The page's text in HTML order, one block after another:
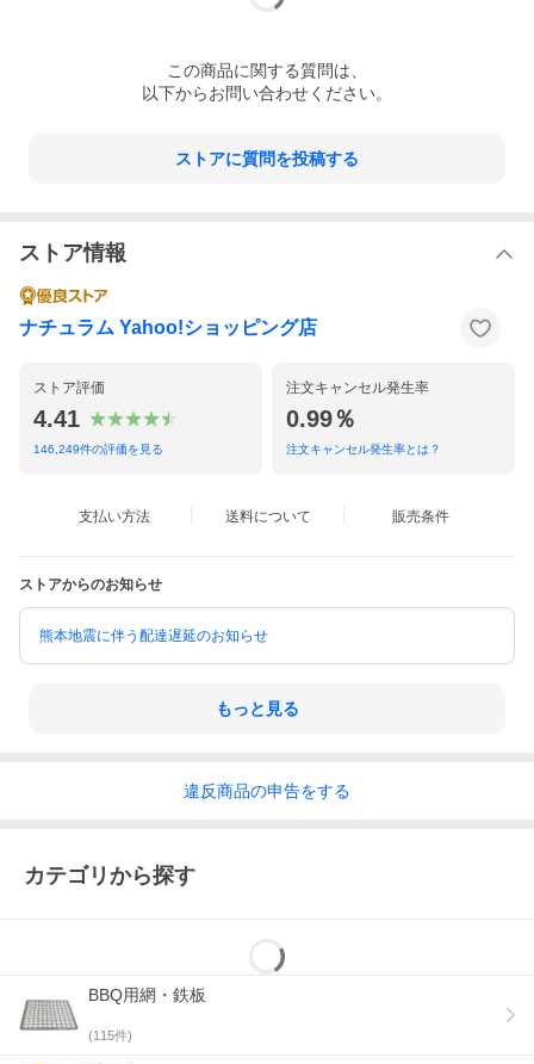
この商品に関する質問は、
以下からお問い合わせください。
ストアに質問を投稿する
ストア情報
ナチュラム Yahoo!ショッピング店
ストア評価
4.41
146,249件の評価を見る
注文キャンセル発生率
0.99％
注文キャンセル発生率とは？
支払い方法 送料について 販売条件
ストアからのお知らせ
熊本地震に伴う配達遅延のお知らせ
もっと見る
違反商品の申告をする
カテゴリから探す
BBQ用網・鉄板
(115件)